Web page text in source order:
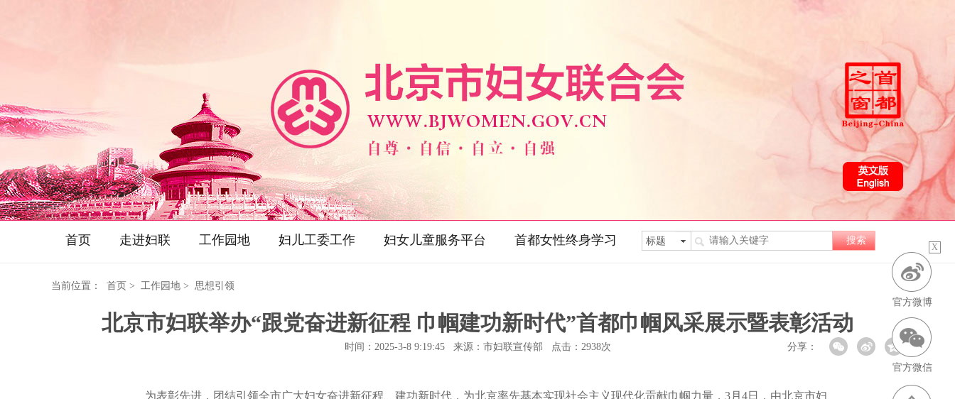
首页 走进妇联 工作园地 妇儿工委工作 妇女儿童服务平台 首都女性终身学习
当前位置： 首页 > 工作园地 > 思想引领
北京市妇联举办“跟党奋进新征程 巾帼建功新时代”首都巾帼风采展示暨表彰活动
时间：2025-3-8 9:19:45 来源：市妇联宣传部 点击： 2938次 分享：
为表彰先进，团结引领全市广大妇女奋进新征程、建功新时代，为北京率先基本实现社会主义现代化贡献巾帼力量，3月4日，由北京市妇
官方微博
官方微信
X